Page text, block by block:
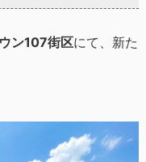
ン107街区にて、新た